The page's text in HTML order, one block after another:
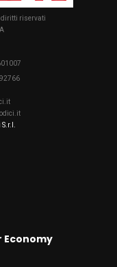
diritti riservati
Economy